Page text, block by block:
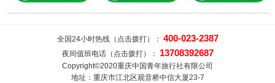
全国24小时热线（点击拨打）： 400-023-2387
夜间值班电话（点击拨打）： 13708392687
Copyright©2020重庆中国青年旅行社有限公司
地址：重庆市江北区观音桥中信大厦23-7